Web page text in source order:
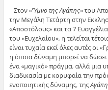
Στον «‘Ύμνο της Αγάπης» του
την Μεγάλη Τετάρτη στην
«Αποστόλους» και τα 7
του «Ευχελαίου», η τελείται
είναι τυχαία εκεί όλες αυτές οι
η όποια δύναμη μπορεί να δώσει
ένα «μαγικό» πράγμα, αλλά μια
διαδικασία με κορυφαία την
ενοποιητικής δύναμης, της